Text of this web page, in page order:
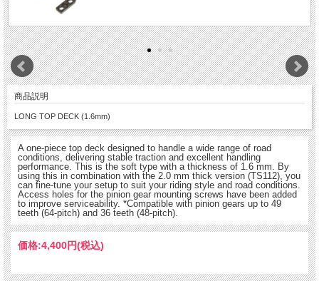
商品説明
LONG TOP DECK (1.6mm)
A one-piece top deck designed to handle a wide range of road
conditions, delivering stable traction and excellent handling
performance. This is the soft type with a thickness of 1.6 mm. By
using this in combination with the 2.0 mm thick version (TS112), you
can fine-tune your setup to suit your riding style and road conditions.
Access holes for the pinion gear mounting screws have been added
to improve serviceability. *Compatible with pinion gears up to 49
teeth (64-pitch) and 36 teeth (48-pitch).
価格:4,400円(税込)